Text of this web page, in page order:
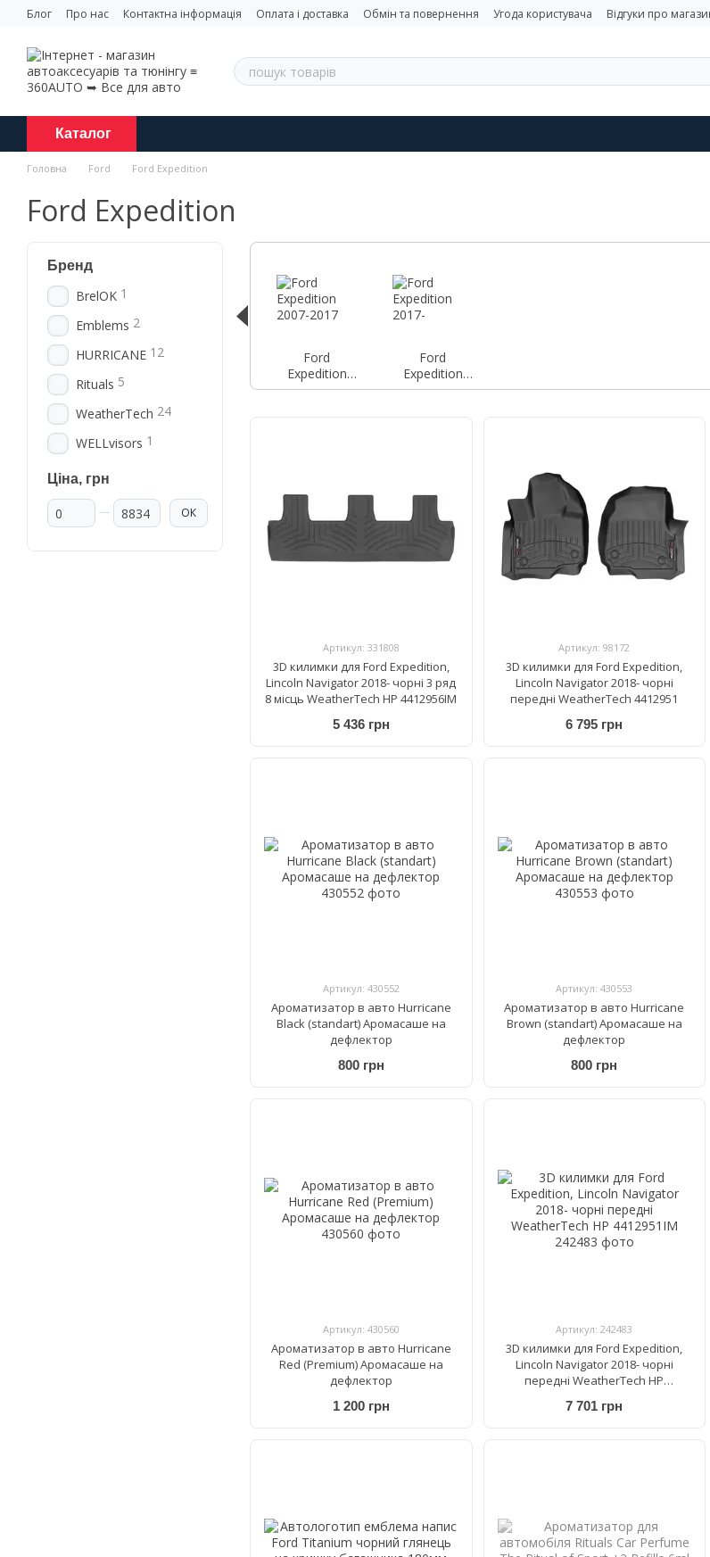
Перейти до основного контенту
Блог Про нас Контактна інформація Оплата і доставка Обмін та повернення Угода користувача Відгуки про
Каталог
Головна Ford Ford Expedition
Ford Expedition
Ford
Expedition
2007-2017
Ford
Expedition
2017-
Артикул: 331808
3D килимки для Ford Expedition,
Lincoln Navigator 2018- чорні 3 ряд
8 місць WeatherTech HP 4412956IM
5 436 грн
Артикул: 98172
3D килимки для Ford Expedition,
Lincoln Navigator 2018- чорні
передні WeatherTech 4412951
6 795 грн
Артикул: 430552
Ароматизатор в авто Hurricane
Black (standart) Аромасаше на
дефлектор
800 грн
Артикул: 430553
Ароматизатор в авто Hurricane
Brown (standart) Аромасаше на
дефлектор
800 грн
Артикул: 430560
Ароматизатор в авто Hurricane
Red (Premium) Аромасаше на
дефлектор
1 200 грн
Артикул: 242483
3D килимки для Ford Expedition,
Lincoln Navigator 2018- чорні
передні WeatherTech HP
7 701 грн
Бренд
BrelOK 1
Emblems 2
HURRICANE 12
Rituals 5
WeatherTech 24
WELLvisors 1
Ціна, грн
Від Ціна, грн
До Ціна, грн ОК